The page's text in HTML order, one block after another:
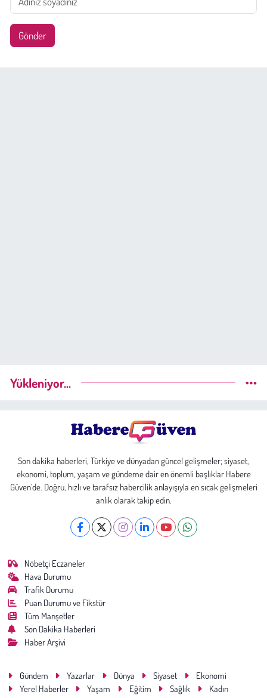
Gönder
Yükleniyor...
Son dakika haberleri, Türkiye ve dünyadan güncel gelişmeler; siyaset,
ekonomi, toplum, yaşam ve gündeme dair en önemli başlıklar Habere
Güven’de. Doğru, hızlı ve tarafsız habercilik anlayışıyla en sıcak gelişmeleri
anlık olarak takip edin.
Nöbetçi Eczaneler
Hava Durumu
Trafik Durumu
Puan Durumu ve Fikstür
Tüm Manşetler
Son Dakika Haberleri
Haber Arşivi
Gündem Yazarlar Dünya Siyaset
Ekonomi
Yerel Haberler
Yaşam Eğitim Sağlık
Kadın